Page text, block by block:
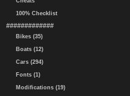
100% Checklist
#############
Bikes (35)
Boats (12)
Cars (294)
Fonts (1)
Modifications (19)